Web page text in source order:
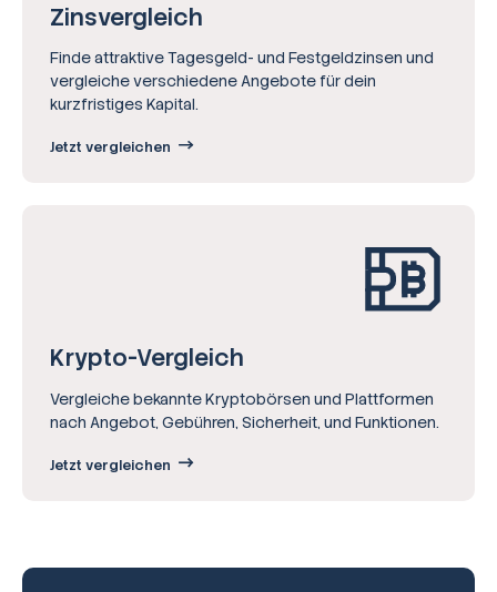
Zinsvergleich
Finde attraktive Tagesgeld- und Festgeldzinsen und
vergleiche verschiedene Angebote für dein
kurzfristiges Kapital.
Jetzt vergleichen
Krypto-Vergleich
Vergleiche bekannte Kryptobörsen und Plattformen
nach Angebot, Gebühren, Sicherheit, und Funktionen.
Jetzt vergleichen